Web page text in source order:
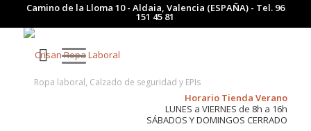
Camino de la Lloma 10 - Aldaia, Valencia (ESPAÑA) - Tel. 96
151 45 81
Ropa laboral, Calzado de seguridad y EPIs
Horario Tienda Verano
LUNES a VIERNES de 8h a 16h
SÁBADOS Y DOMINGOS CERRADO